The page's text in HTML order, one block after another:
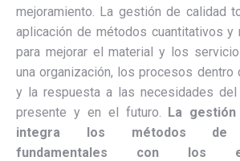
mejoramiento. La gestión de calidad
aplicación de métodos cuantitativos y
para mejorar el material y los
una organización, los procesos dentro
y la respuesta a las necesidades
presente y en el futuro. La
integra los métodos de
fundamentales con los